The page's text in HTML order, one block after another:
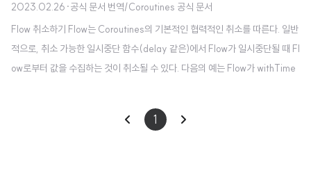
2023.02.26 ·공식 문서 번역/Coroutines 공식 문서
Flow 취소하기 Flow는 Coroutines의 기본적인 협력적인 취소를 따른다. 일반
적으로, 취소 가능한 일시중단 함수(delay 같은)에서 Flow가 일시중단될 때 Fl
ow로부터 값을 수집하는 것이 취소될 수 있다. 다음의 예는 Flow가 withTime
드 실행이 중지되는지 보여준다 : fun simple(): Flow = flow { for (i in 1..3)
{ delay(100) println("Emitting $i") emit(i) } } fun main() = runBlockin
1